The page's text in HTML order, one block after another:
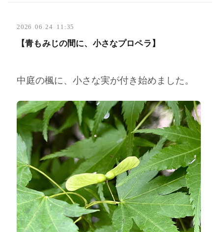
2026 . 06 . 24 11:35
【青もみじの間に、小さなプロペラ】
中庭の楓に、小さな実が付き始めました。